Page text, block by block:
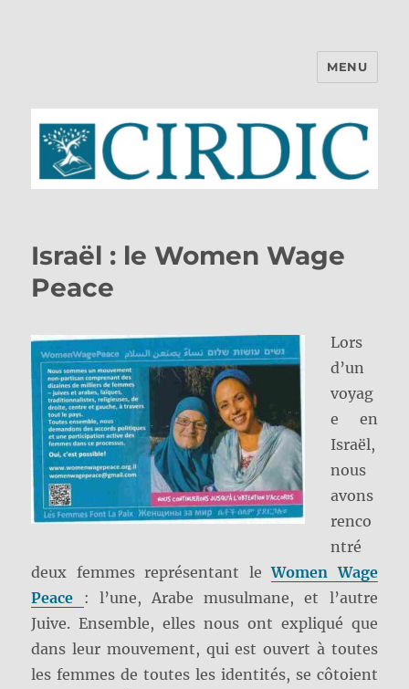
MENU
Israël : le Women Wage
Peace
Lors
d’un
voyag
e en
Israël,
nous
avons
renco
ntré
deux femmes représentant leWomen Wage
Peace
: l’une, Arabe musulmane, et l’autre
Juive. Ensemble, elles nous ont expliqué que
dans leur mouvement, qui est ouvert à toutes
les femmes de toutes les identités, se côtoient